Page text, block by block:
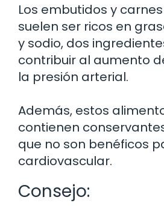
Los embutidos y
suelen ser ricos en
y sodio, dos
contribuir al aumento
la presión arterial.
Además, estos
contienen
que no son benéficos
cardiovascular.
Consejo: